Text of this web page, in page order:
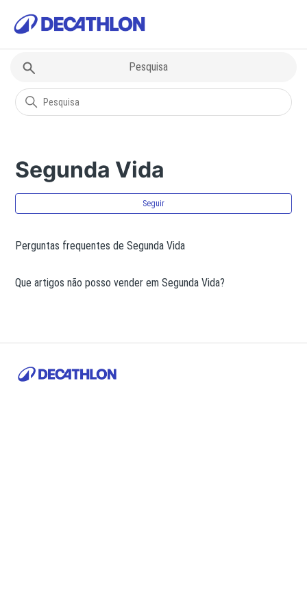
Decathlon
Segunda Vida
Seguir
Perguntas frequentes de Segunda Vida
Que artigos não posso vender em Segunda Vida?